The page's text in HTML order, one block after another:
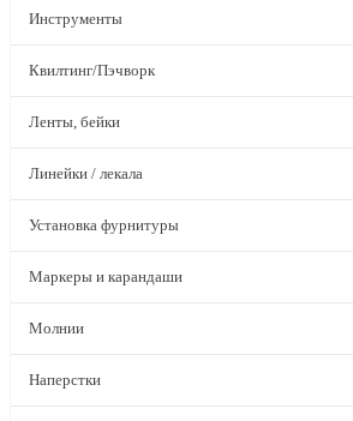
Инструменты
Квилтинг/Пэчворк
Ленты, бейки
Линейки / лекала
Установка фурнитуры
Маркеры и карандаши
Молнии
Наперстки